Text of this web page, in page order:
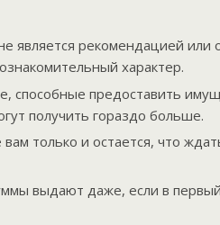
является рекомендацией или
характер.
способные предоставить
получить гораздо больше.
только и остается, что
выдают даже, если в